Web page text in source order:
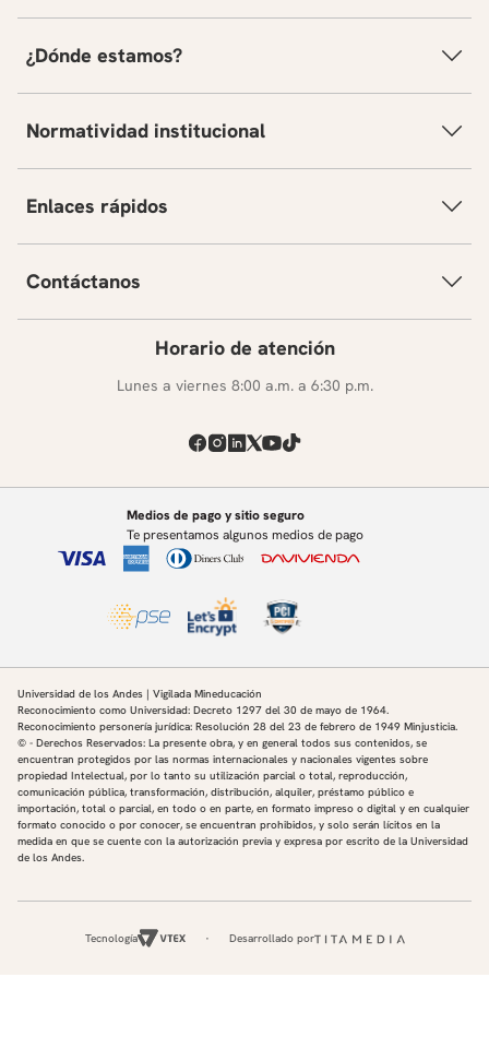
¿Dónde estamos?
Normatividad institucional
Enlaces rápidos
Contáctanos
Horario de atención
Lunes a viernes 8:00 a.m. a 6:30 p.m.
Medios de pago y sitio seguro
Te presentamos algunos medios de pago
Universidad de los Andes | Vigilada Mineducación
Reconocimiento como Universidad: Decreto 1297 del 30 de mayo de 1964.
Reconocimiento personería jurídica: Resolución 28 del 23 de febrero de 1949 Minjusticia.
© - Derechos Reservados: La presente obra, y en general todos sus contenidos, se
encuentran protegidos por las normas internacionales y nacionales vigentes sobre
propiedad Intelectual, por lo tanto su utilización parcial o total, reproducción,
comunicación pública, transformación, distribución, alquiler, préstamo público e
importación, total o parcial, en todo o en parte, en formato impreso o digital y en cualquier
formato conocido o por conocer, se encuentran prohibidos, y solo serán lícitos en la
medida en que se cuente con la autorización previa y expresa por escrito de la Universidad
de los Andes.
Tecnología Desarrollado por